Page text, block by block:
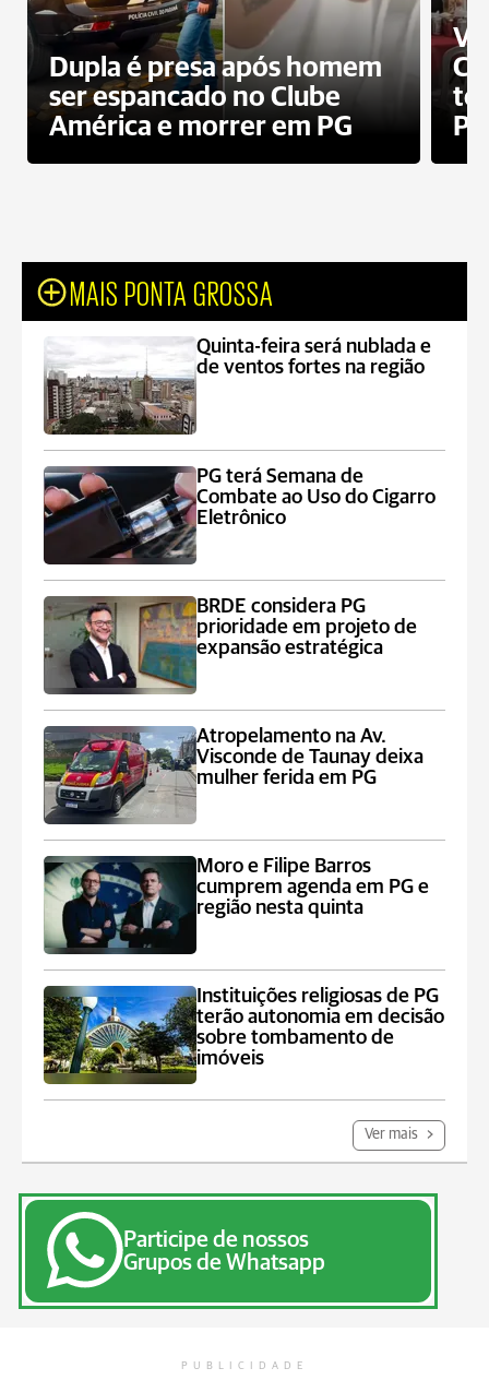
Dupla é presa após homem
ser espancado no Clube
América e morrer em PG
PG
MAIS PONTA GROSSA
Quinta-feira será nublada e
de ventos fortes na região
PG terá Semana de
Combate ao Uso do Cigarro
Eletrônico
BRDE considera PG
prioridade em projeto de
expansão estratégica
Atropelamento na Av.
Visconde de Taunay deixa
mulher ferida em PG
Moro e Filipe Barros
cumprem agenda em PG e
região nesta quinta
Instituições religiosas de PG
terão autonomia em decisão
sobre tombamento de
imóveis
Ver mais
Participe de nossos
Grupos de Whatsapp
PUBLICIDADE